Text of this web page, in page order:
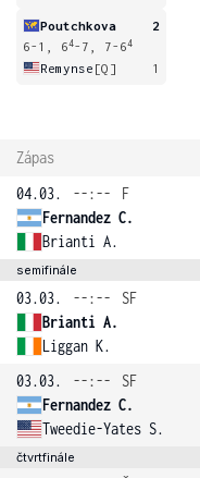
Poutchkova
2
6-1, 64-7, 7-64
Remynse [Q] 1
Zápas
04.03.
--:--
F
Fernandez C.
Brianti A.
semifinále
03.03. --:--
SF
Brianti A.
Liggan K.
03.03.
--:--
SF
Fernandez C.
Tweedie-Yates S.
čtvrtfinále